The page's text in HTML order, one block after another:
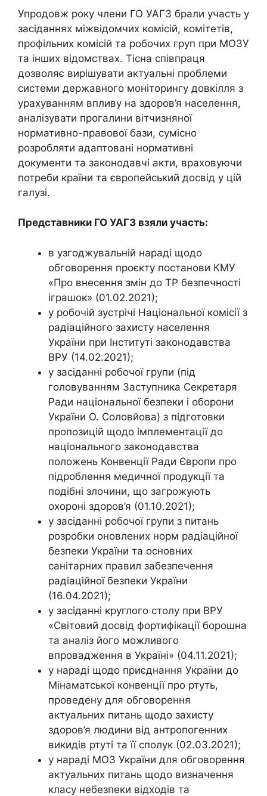
Упродовж року члени ГО УАГЗ брали участь у
засіданнях міжвідомчих комісій, комітетів,
профільних комісій та робочих груп при МОЗУ
та інших відомствах. Тісна співпраця
дозволяє вирішувати актуальні проблеми
системи державного моніторингу довкілля з
урахуванням впливу на здоров’я населення,
аналізувати прогалини вітчизняної
нормативно-правової бази, сумісно
розробляти адаптовані нормативні
документи та законодавчі акти, враховуючи
потреби країни та європейський досвід у цій
галузі.
Представники ГО УАГЗ взяли участь:
в узгоджувальній нараді щодо
обговорення проєкту постанови КМУ
«Про внесення змін до ТР безпечності
іграшок» (01.02.2021);
у робочій зустрічі Національної комісії з
радіаційного захисту населення
України при Інституті законодавства
ВРУ (14.02.2021);
у засіданні робочої групи (під
головуванням Заступника Секретаря
Ради національної безпеки і оборони
України О. Соловйова) з підготовки
пропозицій щодо імплементації до
національного законодавства
положень Конвенції Ради Європи про
підроблення медичної продукції та
подібні злочини, що загрожують
охороні здоров’я (01.10.2021);
у засіданні робочої групи з питань
розробки оновлених норм радіаційної
безпеки України та основних
санітарних правил забезпечення
радіаційної безпеки України
(16.04.2021);
у засіданні круглого столу при ВРУ
«Світовий досвід фортифікації борошна
та аналіз його можливого
впровадження в Україні» (04.11.2021);
у нараді щодо приєднання України до
Мінаматської конвенції про ртуть,
проведену для обговорення
актуальних питань щодо захисту
здоров’я людини від антропогенних
викидів ртуті та її сполук (02.03.2021);
у нараді МОЗ України для обговорення
актуальних питань щодо визначення
класу небезпеки відходів та